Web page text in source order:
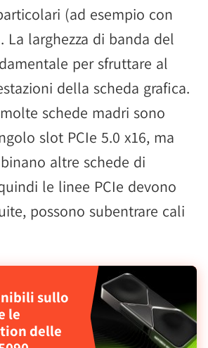
(ad esempio con
La larghezza di banda del
per sfruttare al
della scheda grafica.
schede madri sono
slot PCIe 5.0 x16, ma
altre schede di
le linee PCIe devono
possono subentrare cali
sullo
le
delle